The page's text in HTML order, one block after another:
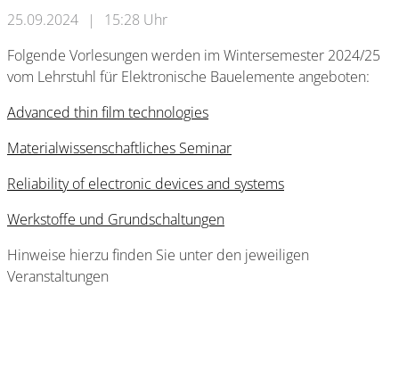
25.09.2024 |
15:28 Uhr
Folgende Vorlesungen werden im Wintersemester 2024/25
vom Lehrstuhl für Elektronische Bauelemente angeboten:
Advanced thin film technologies
Materialwissenschaftliches Seminar
Reliability of electronic devices and systems
Werkstoffe und Grundschaltungen
Hinweise hierzu finden Sie unter den jeweiligen
Veranstaltungen